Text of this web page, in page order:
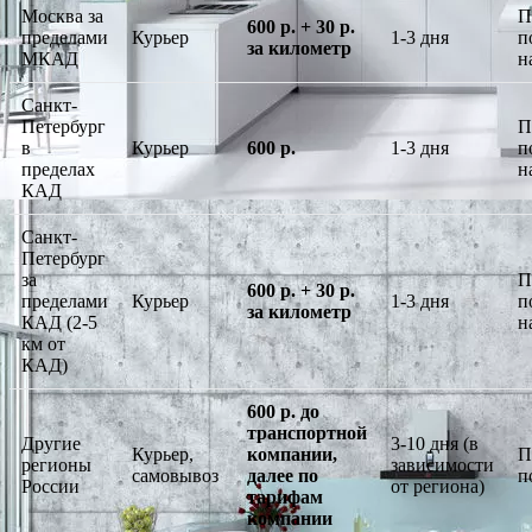
Москва за
пределами
МКАД
Курьер
600 р. + 30 р.
за километр
1-3 дня
Санкт-
Петербург
в
пределах
КАД
Курьер 600 р. 1-3 дня
Санкт-
Петербург
за
пределами
КАД (2-5
км от
КАД)
Курьер
600 р. + 30 р.
за километр
1-3 дня
Другие
регионы
России
Курьер,
самовывоз
600 р. до
транспортной
компании,
далее по
тарифам
компании
3-10 дня (в
зависимости
от региона)